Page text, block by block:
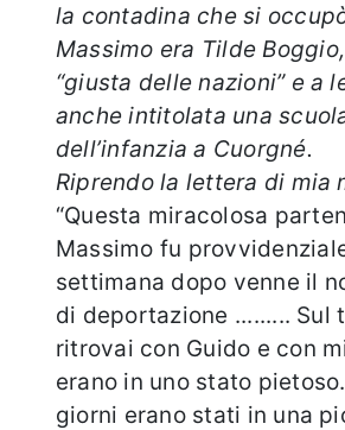
la contadina che si
Massimo era Tilde
“giusta delle nazioni” e a
anche intitolata una
dell’infanzia a Cuorgné.
Riprendo la lettera di mia
“Questa miracolosa
Massimo fu
settimana dopo venne il
di deportazione ......... Sul
ritrovai con Guido e con
erano in uno stato
giorni erano stati in una